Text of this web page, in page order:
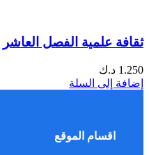
ثقافة علمية الفصل العاشر
1.250 د.ك
إضافة إلى السلة
اقسام الموقع